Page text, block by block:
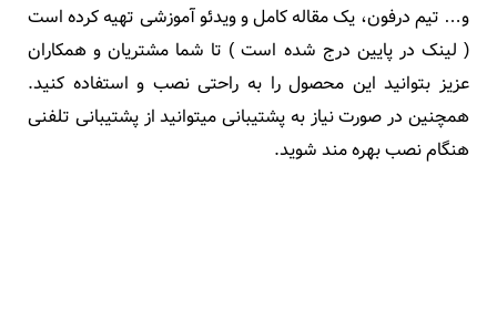
و… تیم درفون، یک مقاله کامل و ویدئو آموزشی تهیه کرده است
( لینک در پایین درج شده است ) تا شما مشتریان و همکاران
عزیز بتوانید این محصول را به راحتی نصب و استفاده کنید.
همچنین در صورت نیاز به پشتیبانی میتوانید از پشتیبانی تلفنی
هنگام نصب بهره مند شوید.